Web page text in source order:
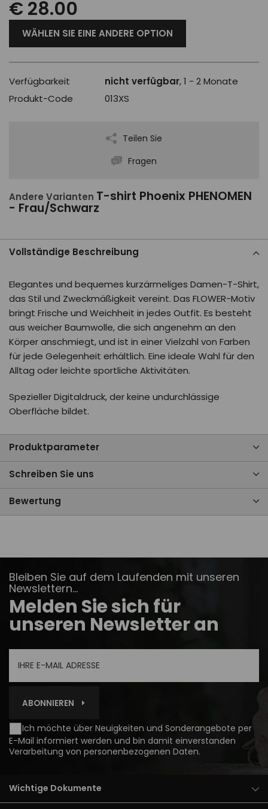
€ 28.00
WÄHLEN SIE EINE ANDERE OPTION
Verfügbarkeit nicht verfügbar, 1 - 2 Monate
Produkt-Code
013XS
Teilen Sie
Fragen
Andere Varianten T-shirt Phoenix PHENOMEN
- Frau/Schwarz
Vollständige Beschreibung
Elegantes und bequemes kurzärmeliges Damen-T-Shirt,
das Stil und Zweckmäßigkeit vereint. Das FLOWER-Motiv
bringt Frische und Weichheit in jedes Outfit. Es besteht
aus weicher Baumwolle, die sich angenehm an den
Körper anschmiegt, und ist in einer Vielzahl von Farben
für jede Gelegenheit erhältlich. Eine ideale Wahl für den
Alltag oder leichte sportliche Aktivitäten.
Spezieller Digitaldruck, der keine undurchlässige
Oberfläche bildet.
Produktparameter
Schreiben Sie uns
Bewertung
Bleiben Sie auf dem Laufenden mit unseren
Newslettern...
Melden Sie sich für
unseren Newsletter an
ABONNIEREN
Ich möchte über Neuigkeiten und Sonderangebote per
E-Mail informiert werden und bin damit einverstanden
Verarbeitung von personenbezogenen Daten.
Wichtige Dokumente